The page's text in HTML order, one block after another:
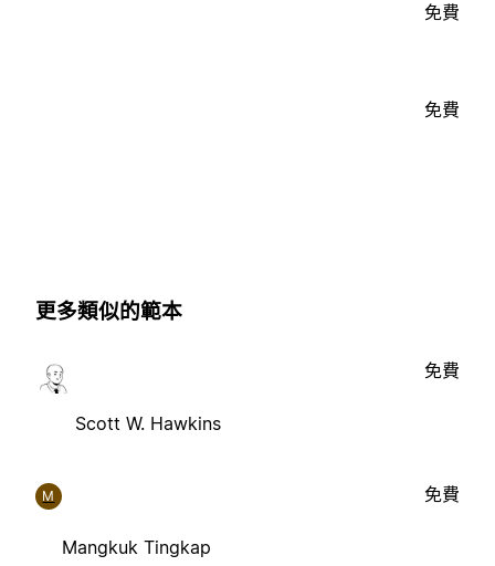
免費
免費
更多類似的範本
Scott W. Hawkins
免費
M
Mangkuk Tingkap
免費